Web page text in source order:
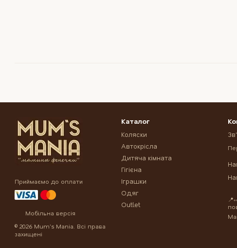
Приймаємо до оплати
Мобільна версія
© 2026 Mum's Mania. Всі права
захищені
Каталог
Коляски
Автокрісла
Дитяча кімната
Гігієна
Іграшки
Одяг
Outlet